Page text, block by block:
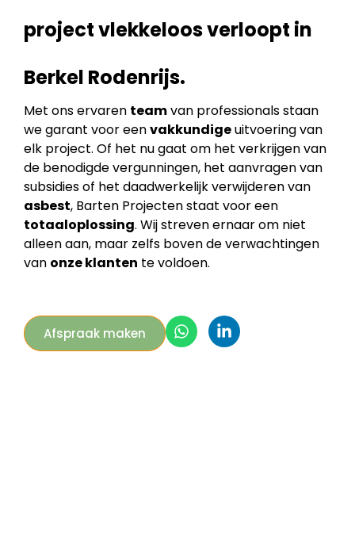
project vlekkeloos verloopt in
Berkel Rodenrijs.
Met ons ervaren teamvan professionals staan
we garant voor eenvakkundigeuitvoering van
elk project. Of het nu gaat om het verkrijgen van
de benodigde vergunningen, het aanvragen van
subsidies of het daadwerkelijk verwijderen van
asbest, Barten Projecten staat voor een
totaaloplossing. Wij streven ernaar om niet
alleen aan, maar zelfs boven de verwachtingen
van onze klanten te voldoen.
Afspraak maken